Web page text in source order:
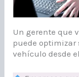
Un gerente que
puede
vehículo desde